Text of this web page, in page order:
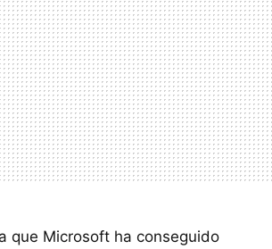
que Microsoft ha conseguido